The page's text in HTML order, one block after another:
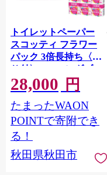
トイレットペーパー
スコッティ フラワー
パック 3倍長持ち〈香
り付〉4ロール(ダブ
ル)×12パック 日用品
最短翌日発送 [スコッ
ティ フラワーパック
トイレットペーパー
日本製紙クレシア] 秋
田県秋田市
28,000 円
たまったWAON
POINTで寄附でき
る！
秋田県秋田市